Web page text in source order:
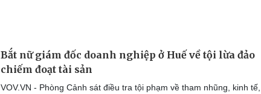
Bắt nữ giám đốc doanh nghiệp ở Huế về tội lừa đảo
chiếm đoạt tài sản
VOV.VN - Phòng Cảnh sát điều tra tội phạm về tham nhũng, kinh